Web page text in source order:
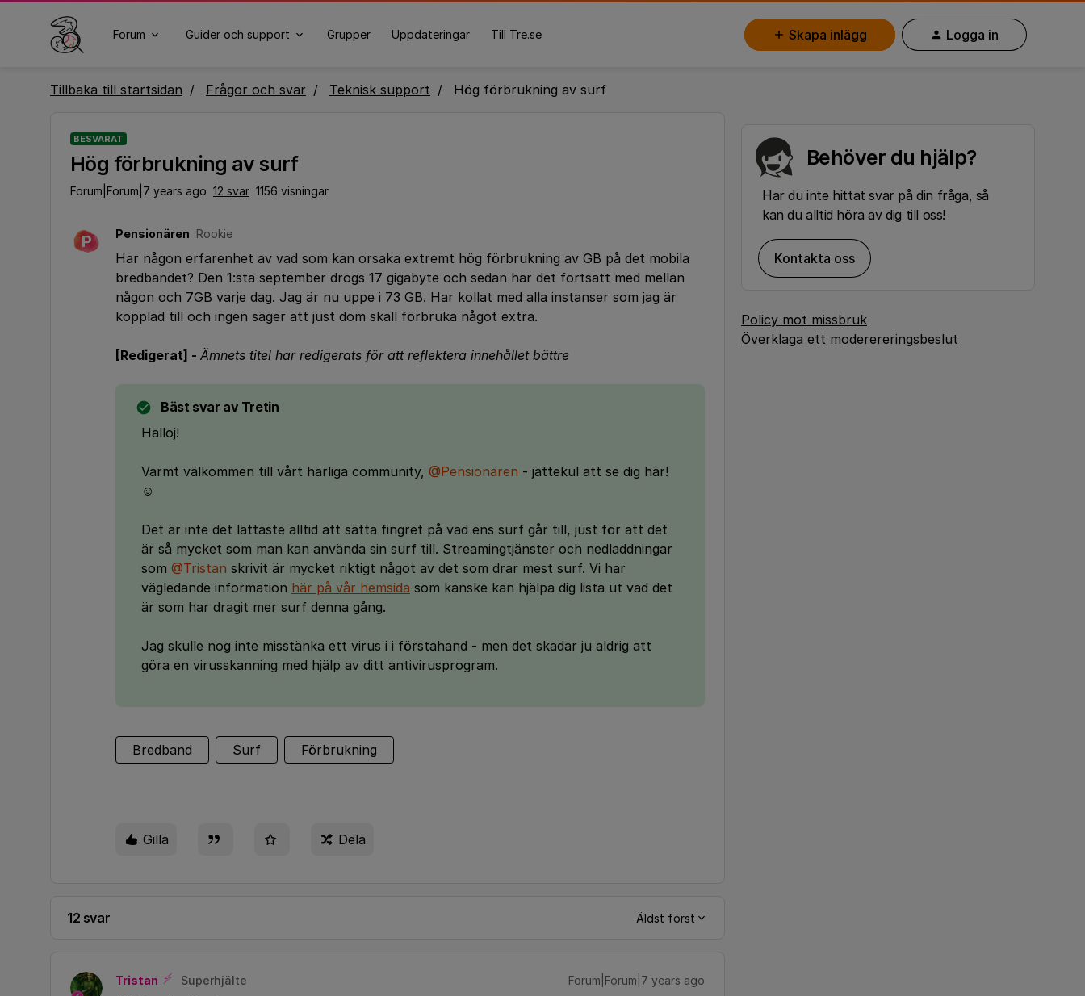
Forum Guider och support Grupper Uppdateringar Till Tre.se Skapa inlägg Logga in
Tillbaka till startsidan Frågor och svar Teknisk support Hög förbrukning av surf
BESVARAT
Hög förbrukning av surf
Forum|Forum|7 years ago 12 svar 1156 visningar
P Pensionären Rookie
Har någon erfarenhet av vad som kan orsaka extremt hög förbrukning av GB på det mobila
bredbandet? Den 1:sta september drogs 17 gigabyte och sedan har det fortsatt med mellan
någon och 7GB varje dag. Jag är nu uppe i 73 GB. Har kollat med alla instanser som jag är
kopplad till och ingen säger att just dom skall förbruka något extra.
[Redigerat] - Ämnets titel har redigerats för att reflektera innehållet bättre
Bäst svar av Tretin
Halloj!
Varmt välkommen till vårt härliga community, @Pensionären - jättekul att se dig här!
☺️
Det är inte det lättaste alltid att sätta fingret på vad ens surf går till, just för att det
är så mycket som man kan använda sin surf till. Streamingtjänster och nedladdningar
som @Tristan skrivit är mycket riktigt något av det som drar mest surf. Vi har
vägledande information här på vår hemsida som kanske kan hjälpa dig lista ut vad det
är som har dragit mer surf denna gång.
Jag skulle nog inte misstänka ett virus i i förstahand - men det skadar ju aldrig att
göra en virusskanning med hjälp av ditt antivirusprogram.
Bredband Surf Förbrukning
Gilla Dela
12 svar Äldst först
Tristan Superhjälte Forum|Forum|7 years ago
Behöver du hjälp?
Har du inte hittat svar på din fråga, så
kan du alltid höra av dig till oss!
Kontakta oss
Policy mot missbruk
Överklaga ett moderereringsbeslut